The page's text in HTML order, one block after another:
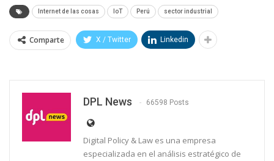
Internet de las cosas IoT Perú sector industrial
Comparte X / Twitter Linkedin
DPL News 66598 Posts
Digital Policy & Law es una empresa
especializada en el análisis estratégico de